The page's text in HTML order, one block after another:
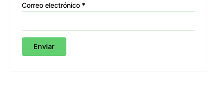
Correo electrónico *